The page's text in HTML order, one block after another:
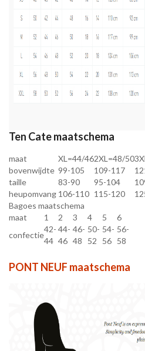
Ten Cate maatschema
maat XL=44/462XL=48/50
bovenwijdte 99-105 109-117
taille
83-90 95-104
heupomvang 106-110 115-120
Bagoes maatschema
maat
1 2 3 4 5
6
confectie
42-
44
44-
46
46-
48
50-
52
54-
56
56-
58
PONT NEUF maatschema